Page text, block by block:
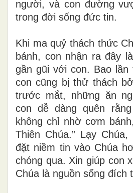
người, và con đường
trong đời sống đức tin.
Khi ma quỷ thách thức
bánh, con nhận ra đây
gần gũi với con. Bao lần
con cũng bị thử thách
trước mắt, những ăn
con dễ dàng quên
không chỉ nhờ cơm
Thiên Chúa.” Lạy
đặt niềm tin vào Chúa
chóng qua. Xin giúp con
Chúa là nguồn sống đích